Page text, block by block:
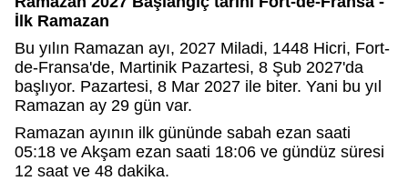
İlk Ramazan
Bu yılın Ramazan ayı, 2027 Miladi, 1448 Hicri, Fort-
de-Fransa'de, Martinik Pazartesi, 8 Şub 2027'da
başlıyor. Pazartesi, 8 Mar 2027 ile biter. Yani bu yıl
Ramazan ay 29 gün var.
Ramazan ayının ilk gününde sabah ezan saati
05:18 ve Akşam ezan saati 18:06 ve gündüz süresi
12 saat ve 48 dakika.